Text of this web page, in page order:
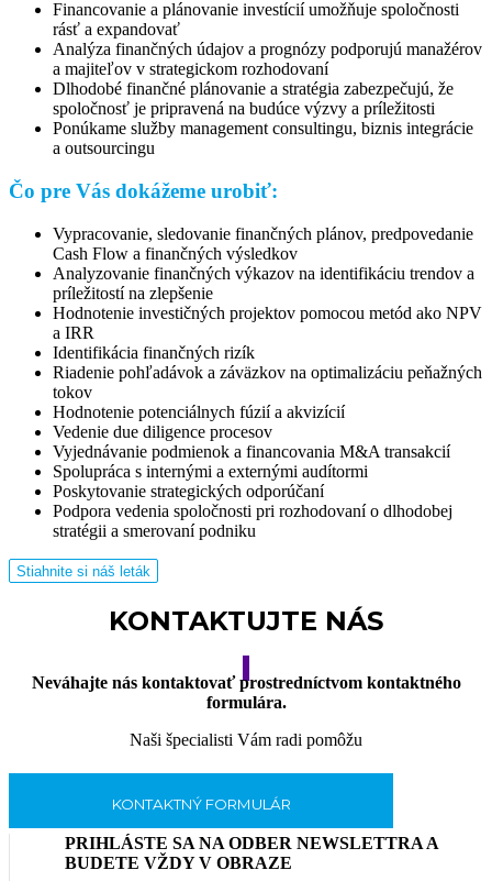
Financovanie a plánovanie investícií umožňuje spoločnosti
rásť a expandovať
Analýza finančných údajov a prognózy podporujú manažérov
a majiteľov v strategickom rozhodovaní
Dlhodobé finančné plánovanie a stratégia zabezpečujú, že
spoločnosť je pripravená na budúce výzvy a príležitosti
Ponúkame služby management consultingu, biznis integrácie
a outsourcingu
Čo pre Vás dokážeme urobiť:
Vypracovanie, sledovanie finančných plánov, predpovedanie
Cash Flow a finančných výsledkov
Analyzovanie finančných výkazov na identifikáciu trendov a
príležitostí na zlepšenie
Hodnotenie investičných projektov pomocou metód ako NPV
a IRR
Identifikácia finančných rizík
Riadenie pohľadávok a záväzkov na optimalizáciu peňažných
tokov
Hodnotenie potenciálnych fúzií a akvizícií
Vedenie due diligence procesov
Vyjednávanie podmienok a financovania M&A transakcií
Spolupráca s internými a externými audítormi
Poskytovanie strategických odporúčaní
Podpora vedenia spoločnosti pri rozhodovaní o dlhodobej
stratégii a smerovaní podniku
Stiahnite si náš leták
KONTAKTUJTE NÁS
Neváhajte nás kontaktovať prostredníctvom kontaktného
formulára.
Naši špecialisti Vám radi pomôžu
KONTAKTNÝ FORMULÁR
PRIHLÁSTE SA NA ODBER NEWSLETTRA A
BUDETE VŽDY V OBRAZE